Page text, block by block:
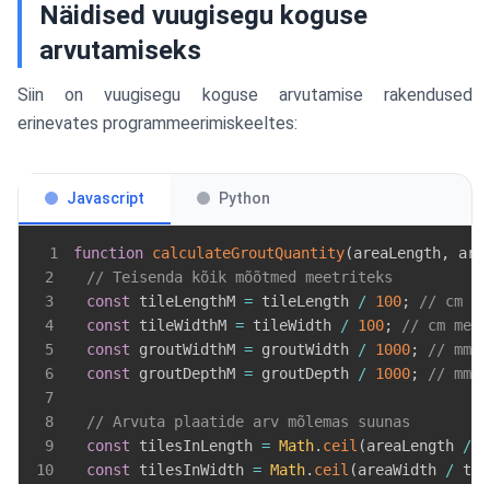
Näidised vuugisegu koguse
arvutamiseks
Siin on vuugisegu koguse arvutamise rakendused
erinevates programmeerimiskeeltes:
Javascript Python
1 function calculateGroutQuantity(areaLength,
2
// Teisenda kõik mõõtmed meetriteks
3
const tileLengthM = tileLength / 100;
// cm
4
const tileWidthM = tileWidth / 100;
// cm
5
const groutWidthM = groutWidth / 1000;
// mm
6
const groutDepthM = groutDepth / 1000;
// mm
7
8
// Arvuta plaatide arv mõlemas suunas
9
const tilesInLength = Math. ceil (areaLength /
10
const tilesInWidth = Math. ceil (areaWidth /